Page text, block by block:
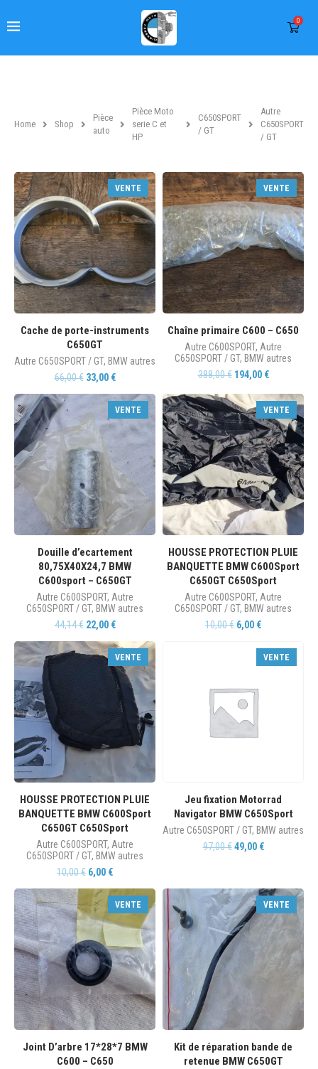
0
Home Shop
Pièce
auto
Pièce Moto
serie C et
HP
C650SPORT
/ GT
Autre
C650SPORT
/ GT
VENTE
Cache de porte-instruments
C650GT
Autre C650SPORT / GT, BMW autres
66,00€ 33,00 €
VENTE
Chaîne primaire C600 – C650
Autre C600SPORT, Autre
C650SPORT / GT, BMW autres
388,00€ 194,00 €
VENTE
Douille d’ecartement
80,75X40X24,7 BMW
C600sport – C650GT
Autre C600SPORT, Autre
C650SPORT / GT, BMW autres
44,14€ 22,00 €
VENTE
HOUSSE PROTECTION PLUIE
BANQUETTE BMW C600Sport
C650GT C650Sport
Autre C600SPORT, Autre
C650SPORT / GT, BMW autres
10,00€ 6,00 €
VENTE
HOUSSE PROTECTION PLUIE
BANQUETTE BMW C600Sport
C650GT C650Sport
Autre C600SPORT, Autre
C650SPORT / GT, BMW autres
10,00€ 6,00 €
VENTE
Jeu fixation Motorrad
Navigator BMW C650Sport
Autre C650SPORT / GT, BMW autres
97,00€ 49,00 €
VENTE
Joint D’arbre 17*28*7 BMW
C600 – C650
VENTE
Kit de réparation bande de
retenue BMW C650GT